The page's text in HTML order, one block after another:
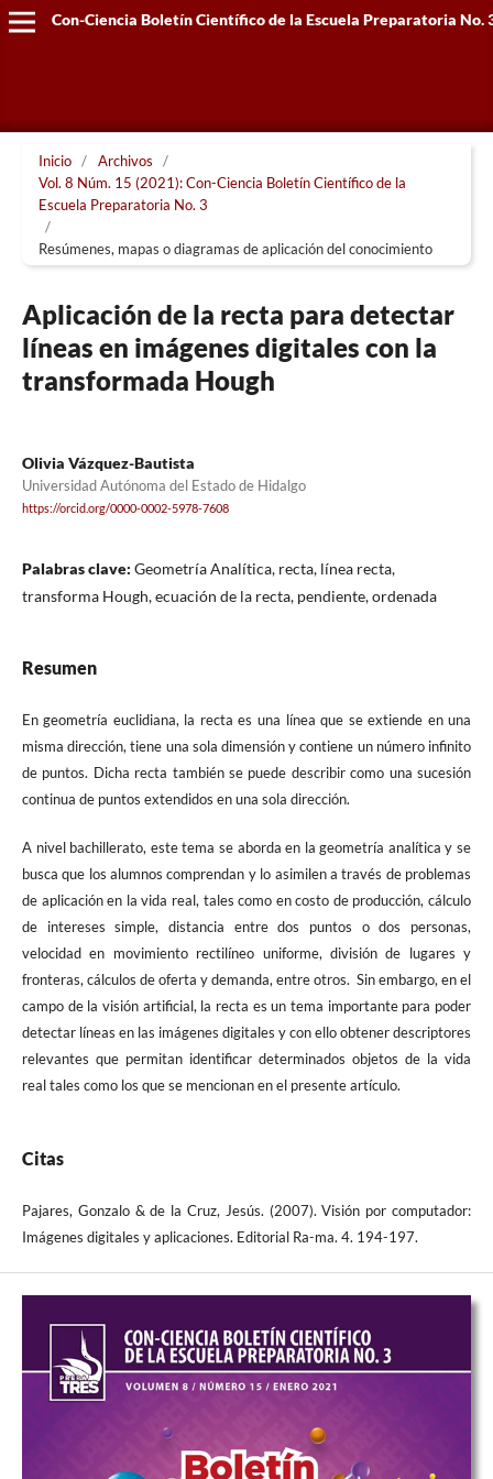
Con-Ciencia Boletín Científico de la Escuela Preparatoria No.
Inicio / Archivos
/
Vol. 8 Núm. 15 (2021): Con-Ciencia Boletín Científico de la
Escuela Preparatoria No. 3
/
Resúmenes, mapas o diagramas de aplicación del conocimiento
Aplicación de la recta para detectar
líneas en imágenes digitales con la
transformada Hough
Olivia Vázquez-Bautista
Universidad Autónoma del Estado de Hidalgo
https://orcid.org/0000-0002-5978-7608
Palabras clave: Geometría Analítica, recta, línea recta,
transforma Hough, ecuación de la recta, pendiente, ordenada
Resumen
En geometría euclidiana, la recta es una línea que se extiende en una
misma dirección, tiene una sola dimensión y contiene un número infinito
de puntos. Dicha recta también se puede describir como una sucesión
continua de puntos extendidos en una sola dirección.
A nivel bachillerato, este tema se aborda en la geometría analítica y se
busca que los alumnos comprendan y lo asimilen a través de problemas
de aplicación en la vida real, tales como en costo de producción, cálculo
de intereses simple, distancia entre dos puntos o dos personas,
velocidad en movimiento rectilíneo uniforme, división de lugares y
fronteras, cálculos de oferta y demanda, entre otros. Sin embargo, en el
campo de la visión artificial, la recta es un tema importante para poder
detectar líneas en las imágenes digitales y con ello obtener descriptores
relevantes que permitan identificar determinados objetos de la vida
real tales como los que se mencionan en el presente artículo.
Citas
Pajares, Gonzalo & de la Cruz, Jesús. (2007). Visión por computador:
Imágenes digitales y aplicaciones. Editorial Ra-ma. 4. 194-197.